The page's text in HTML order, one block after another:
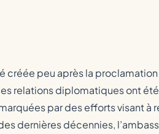
créée peu après la proclamation
les relations diplomatiques ont
par des efforts visant
dernières décennies,